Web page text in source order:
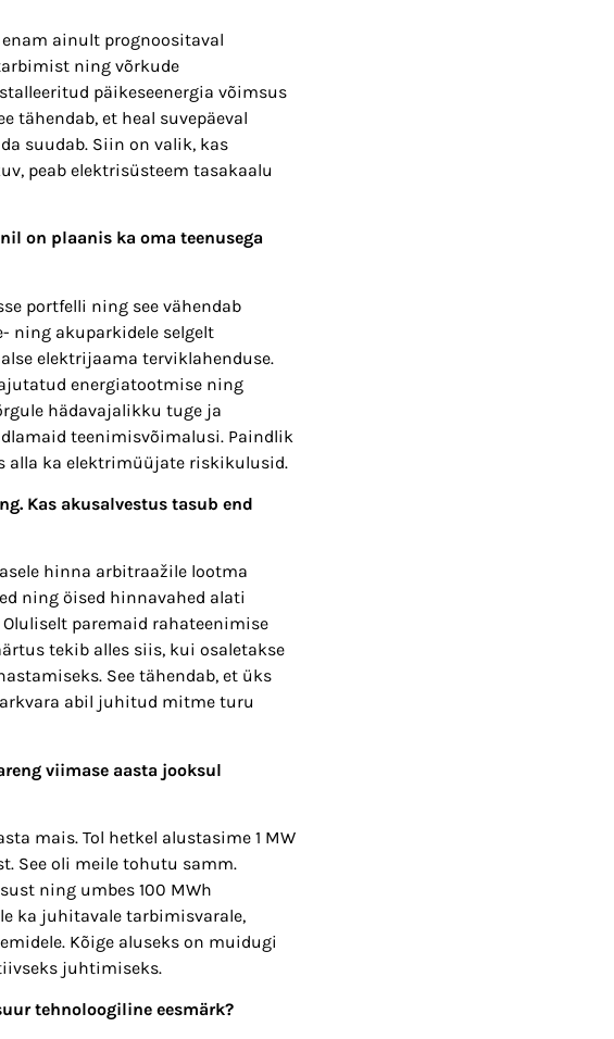
ainult prognoositaval
ning võrkude
päikeseenergia võimsus
tähendab, et heal suvepäeval
suudab. Siin on valik, kas
peab elektrisüsteem tasakaalu
on plaanis ka oma teenusega
portfelli ning see vähendab
ning akuparkidele selgelt
elektrijaama terviklahenduse.
energiatootmise ning
hädavajalikku tuge ja
teenimisvõimalusi. Paindlik
alla ka elektrimüüjate riskikulusid.
Kas akusalvestus tasub end
hinna arbitraažile lootma
ning öised hinnavahed alati
paremaid rahateenimise
tekib alles siis, kui osaletakse
See tähendab, et üks
abil juhitud mitme turu
viimase aasta jooksul
mais. Tol hetkel alustasime 1 MW
See oli meile tohutu samm.
ning umbes 100 MWh
ka juhitavale tarbimisvarale,
Kõige aluseks on muidugi
juhtimiseks.
tehnoloogiline eesmärk?